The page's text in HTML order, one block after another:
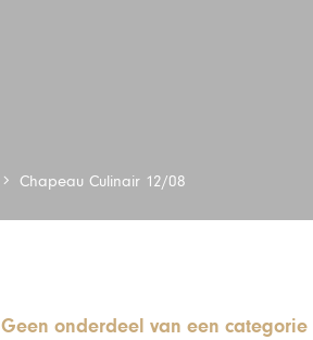
Chapeau Culinair 12/08
Geen onderdeel van een categorie